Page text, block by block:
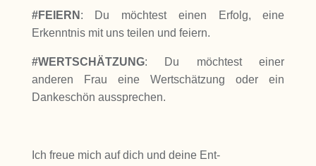
#FEIERN : Du möchtest einen Erfolg, eine
Erkenntnis mit uns teilen und feiern.
#WERTSCHÄTZUNG: Du möchtest einer
anderen Frau eine Wertschätzung oder ein
Dankeschön aussprechen.
Ich freue mich auf dich und deine Ent-